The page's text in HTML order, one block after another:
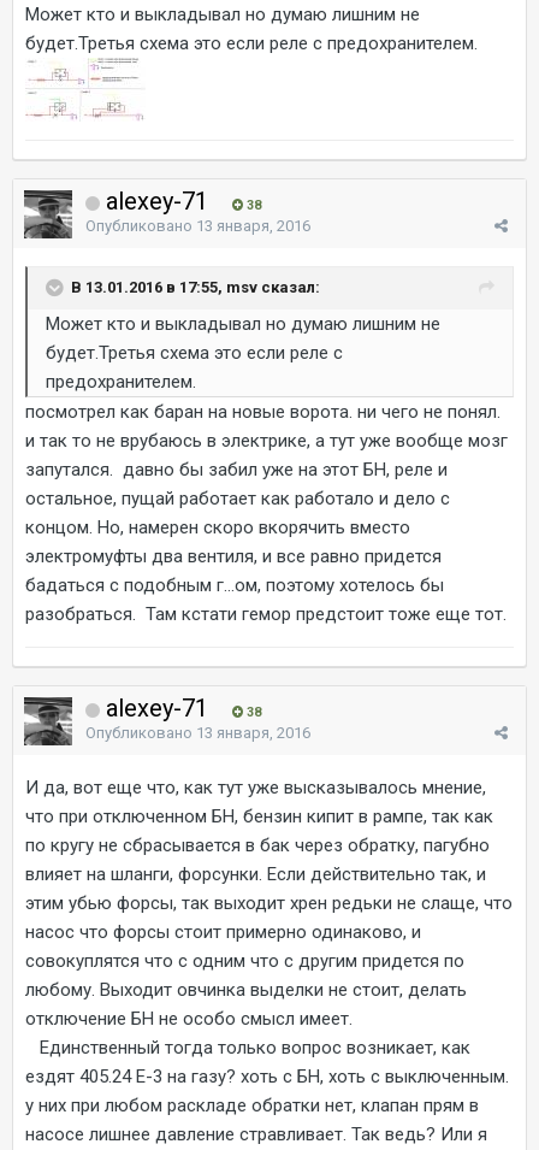
Может кто и выкладывал но думаю лишним не
будет.Третья схема это если реле с предохранителем.
alexey-71 38
Опубликовано 13 января, 2016
В 13.01.2016 в 17:55, msv сказал:
Может кто и выкладывал но думаю лишним не
будет.Третья схема это если реле с
предохранителем.
посмотрел как баран на новые ворота. ни чего не понял.
и так то не врубаюсь в электрике, а тут уже вообще мозг
запутался. давно бы забил уже на этот БН, реле и
остальное, пущай работает как работало и дело с
концом. Но, намерен скоро вкорячить вместо
электромуфты два вентиля, и все равно придется
бадаться с подобным г...ом, поэтому хотелось бы
разобраться. Там кстати гемор предстоит тоже еще тот.
alexey-71 38
Опубликовано 13 января, 2016
И да, вот еще что, как тут уже высказывалось мнение,
что при отключенном БН, бензин кипит в рампе, так как
по кругу не сбрасывается в бак через обратку, пагубно
влияет на шланги, форсунки. Если действительно так, и
этим убью форсы, так выходит хрен редьки не слаще, что
насос что форсы стоит примерно одинаково, и
совокуплятся что с одним что с другим придется по
любому. Выходит овчинка выделки не стоит, делать
отключение БН не особо смысл имеет.
Единственный тогда только вопрос возникает, как
ездят 405.24 Е-3 на газу? хоть с БН, хоть с выключенным.
у них при любом раскладе обратки нет, клапан прям в
насосе лишнее давление стравливает. Так ведь? Или я